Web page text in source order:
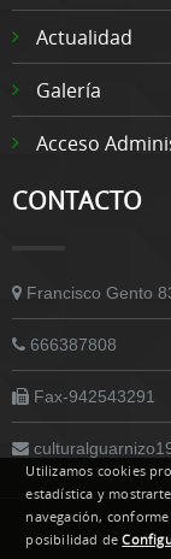
Actualidad
Galería
Acceso
CONTACTO
Francisco Gento
666387808
Fax-942543291
Utilizamos cookies
estadística y
navegación,
posibilidad de